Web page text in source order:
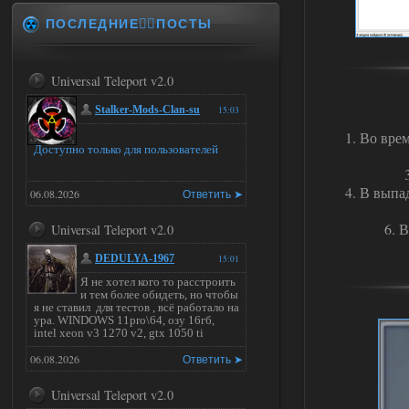
1. Во
4. В
6.
ПОСЛЕДНИЕ✍🏻ПОСТЫ
Universal Teleport v2.0
15:03
Stalker-Mods-Clan-su
Доступно только для пользователей
Ответить ➤
06.08.2026
Universal Teleport v2.0
15:01
DEDULYA-1967
Я не хотел кого то расстроить
и тем более обидеть, но чтобы
я не ставил для тестов , всё работало на
ура. WINDOWS 11pro\64, озу 16гб,
intel xeon v3 1270 v2, gtx 1050 ti
Ответить ➤
06.08.2026
Universal Teleport v2.0